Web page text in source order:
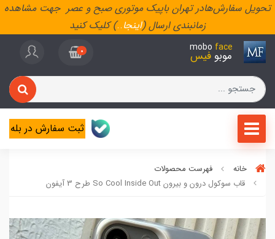
تحویل سفارش‌هادر تهران باپیک موتوری صبح و عصر جهت مشاهده
زمانبندی ارسال (اینجا..) کلیک کنید
mobo face
موبو فیس 0
ثبت سفارش در بله
خانه
فهرست محصولات
قاب سوکول درون و بیرون So Cool Inside Out طرح 3 آیفون